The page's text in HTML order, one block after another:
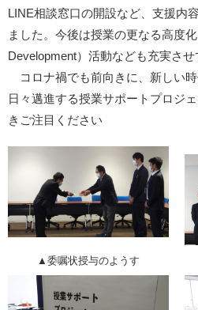
LINE相談窓口の開設など、支援内
ました。今後は授業の更なる高度
Development）活動なども充実させ
コロナ禍でも前向きに、新しい時
日々邁進する授業サポートプロジ
きご注目ください
▲委嘱状授与のようす